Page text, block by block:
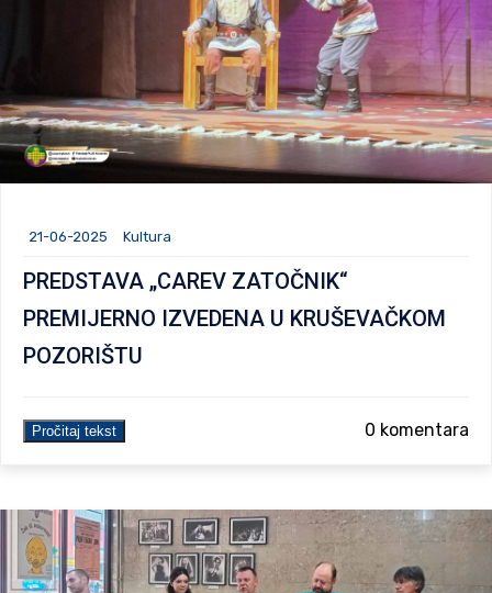
21-06-2025 Kultura
PREDSTAVA „CAREV ZATOČNIK“
PREMIJERNO IZVEDENA U KRUŠEVAČKOM
POZORIŠTU
Pročitaj tekst 0 komentara